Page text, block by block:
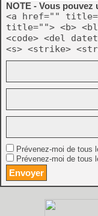
NOTE - Vous
<a href=""
title=""> <b>
<code> <del
<s> <strike>
Prévenez-moi de tous
Prévenez-moi de tous